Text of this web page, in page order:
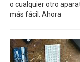
o cualquier otro
más fácil. Ahora